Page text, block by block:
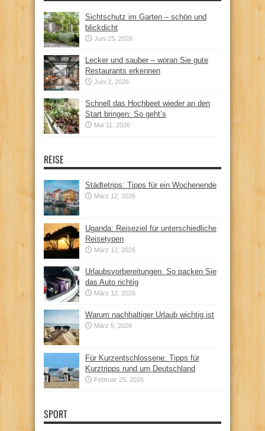
Sichtschutz im Garten – schön und
blickdicht
Juni 25, 2026
Lecker und sauber – woran Sie gute
Restaurants erkennen
Juni 2, 2026
Schnell das Hochbeet wieder an den
Start bringen: So geht’s
Mai 11, 2026
REISE
Städtetrips: Tipps für ein Wochenende
März 12, 2026
Uganda: Reiseziel für unterschiedliche
Reisetypen
März 12, 2026
Urlaubsvorbereitungen: So packen Sie
das Auto richtig
März 12, 2026
Warum nachhaltiger Urlaub wichtig ist
März 5, 2026
Für Kurzentschlossene: Tipps für
Kurztripps rund um Deutschland
Februar 25, 2026
SPORT